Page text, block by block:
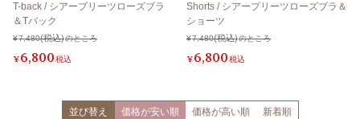
T-back / シアープリーツローズブラ
＆Tバック
¥7,480 のところ
¥6,800税込
Shorts / シアープリーツローズブラ＆
ショーツ
¥7,480 のところ
¥6,800税込
並び替え 価格が安い順 価格が高い順 新着順